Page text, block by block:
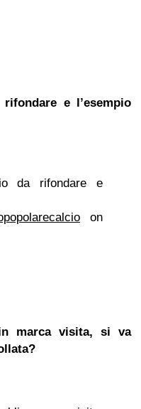
e l’esempio
da rifondare e
on
marca visita, si va